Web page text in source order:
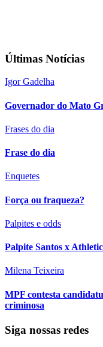
Últimas Notícias
Igor Gadelha
Governador do Mato
Frases do dia
Frase do dia
Enquetes
Força ou fraqueza?
Palpites e odds
Palpite Santos x
Milena Teixeira
MPF contesta
criminosa
Siga nossas redes